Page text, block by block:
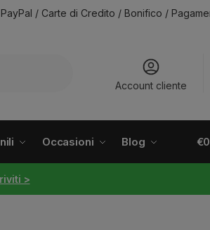
PayPal / Carte di Credito / Bonifico /
Account cliente
Occasioni Blog €
>